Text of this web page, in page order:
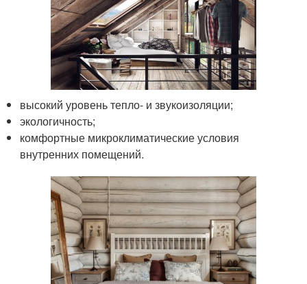
высокий уровень тепло- и звукоизоляции;
экологичность;
комфортные микроклиматические условия
внутренних помещений.